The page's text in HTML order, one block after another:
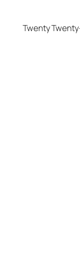
Twenty